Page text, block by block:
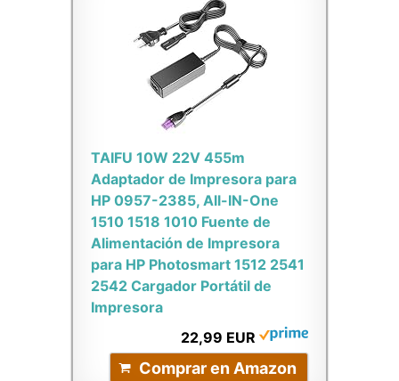
TAIFU 10W 22V 455m
Adaptador de Impresora para
HP 0957-2385, All-IN-One
1510 1518 1010 Fuente de
Alimentación de Impresora
para HP Photosmart 1512 2541
2542 Cargador Portátil de
Impresora
22,99 EUR
Comprar en Amazon